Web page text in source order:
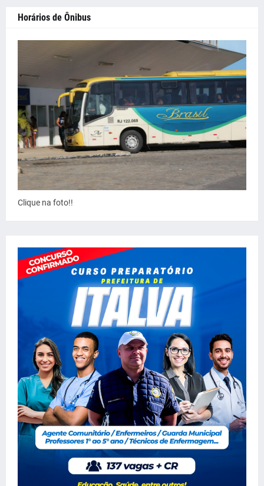
Horários de Ônibus
Clique na foto!!